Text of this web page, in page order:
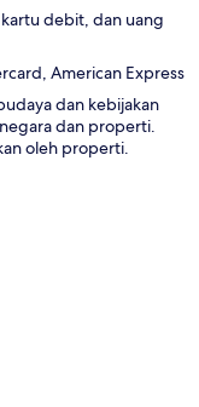
debit, dan uang
American Express
dan kebijakan
dan properti.
oleh properti.